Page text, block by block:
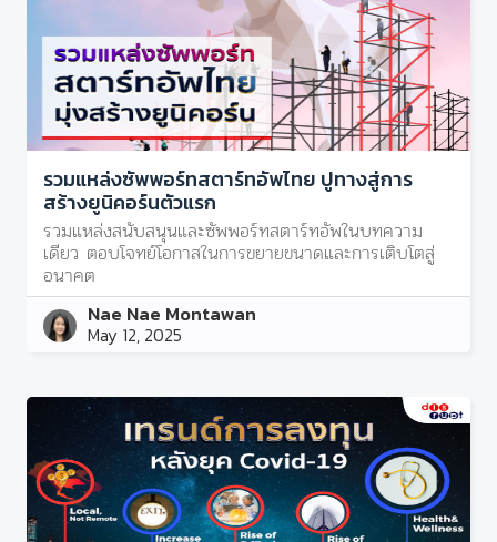
รวมแหล่งซัพพอร์ทสตาร์ทอัพไทย ปูทางสู่การ
สร้างยูนิคอร์นตัวแรก
รวมแหล่งสนับสนุนและซัพพอร์ทสตาร์ทอัพในบทความ
เดียว ตอบโจทย์โอกาสในการขยายขนาดและการเติบโตสู่
อนาคต
Nae Nae Montawan
May 12, 2025